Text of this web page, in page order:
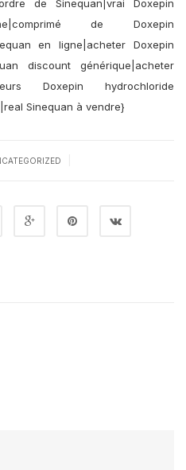
de Sinequan|vrai Doxepin
de Doxepin
en ligne|acheter Doxepin
discount générique|acheter
Doxepin hydrochloride
Sinequan à vendre}